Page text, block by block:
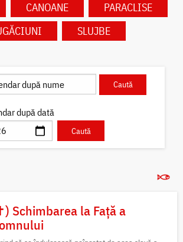
CANOANE
PARACLISE
SLUJBE
după dată
Schimbarea la Față a